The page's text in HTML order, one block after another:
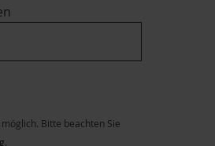
Bitte beachten Sie
.